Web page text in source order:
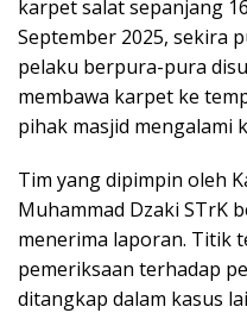
karpet salat sepanjang
September 2025, sekira
pelaku berpura-pura
membawa karpet ke
pihak masjid mengalami
Tim yang dipimpin oleh
Muhammad Dzaki STrK
menerima laporan. Titik
pemeriksaan terhadap
ditangkap dalam kasus